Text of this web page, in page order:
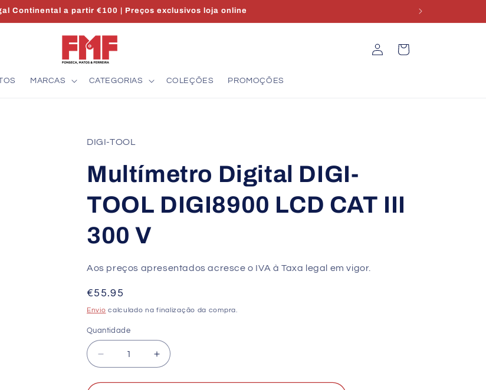
Continental a partir €100 | Preços exclusivos loja online
MARCAS CATEGORIAS COLEÇÕES PROMOÇÕES
sessão
Carrinho
DIGI-TOOL
Multímetro Digital DIGI-
TOOL DIGI8900 LCD CAT III
300 V
Aos preços apresentados acresce o IVA à Taxa legal em vigor.
Preço
normal
€55.95
Envio calculado na finalização da compra.
Quantidade
Quantidade
Diminuir
a
quantidade
Aumentar
a
quantidade